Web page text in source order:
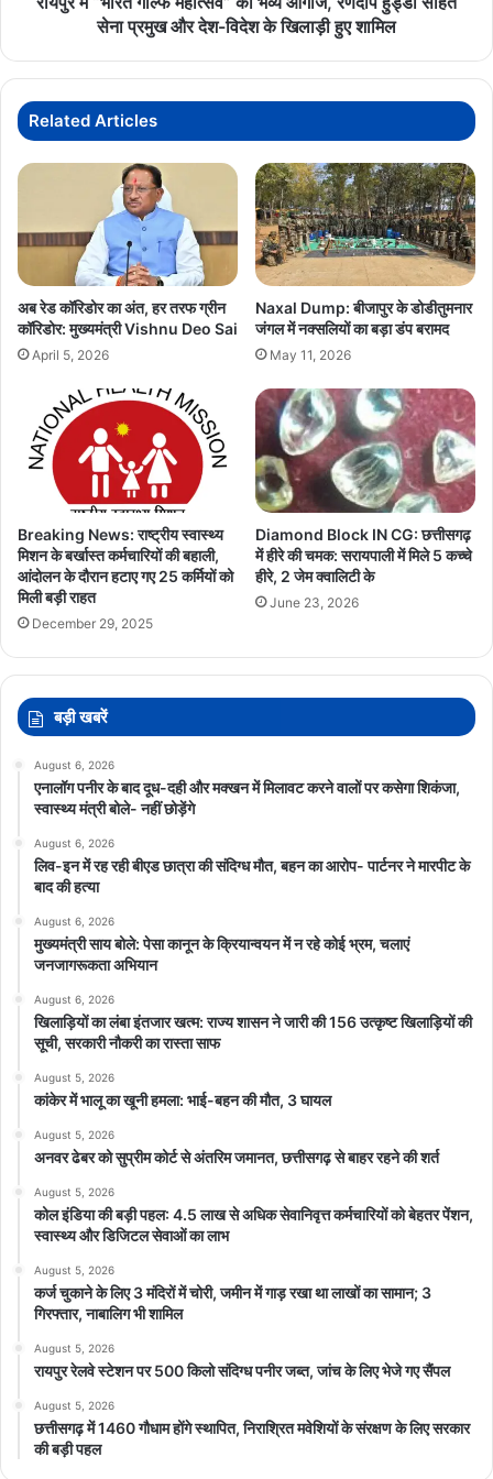
प्रमुख
देश-
विदेश
के
शामिल
सेना प्रमुख और देश-विदेश के खिलाड़ी हुए शामिल
Related Articles
अब रेड कॉरिडोर का अंत, हर तरफ ग्रीन
कॉरिडोर: मुख्यमंत्री Vishnu Deo Sai
April 5, 2026
Naxal Dump: बीजापुर के डोडीतुमनार
जंगल में नक्सलियों का बड़ा डंप बरामद
May 11, 2026
Breaking News: राष्ट्रीय स्वास्थ्य
मिशन के बर्खास्त कर्मचारियों की बहाली,
आंदोलन के दौरान हटाए गए 25 कर्मियों को
मिली बड़ी राहत
December 29, 2025
Diamond Block IN CG: छत्तीसगढ़
में हीरे की चमक: सरायपाली में मिले 5 कच्चे
हीरे, 2 जेम क्वालिटी के
June 23, 2026
बड़ी खबरें
August 6, 2026
एनालॉग पनीर के बाद दूध-दही और मक्खन में मिलावट करने वालों पर कसेगा शिकंजा,
स्वास्थ्य मंत्री बोले- नहीं छोड़ेंगे
August 6, 2026
लिव-इन में रह रही बीएड छात्रा की संदिग्ध मौत, बहन का आरोप- पार्टनर ने मारपीट के
बाद की हत्या
August 6, 2026
मुख्यमंत्री साय बोले: पेसा कानून के क्रियान्वयन में न रहे कोई भ्रम, चलाएं
जनजागरूकता अभियान
August 6, 2026
खिलाड़ियों का लंबा इंतजार खत्म: राज्य शासन ने जारी की 156 उत्कृष्ट खिलाड़ियों की
सूची, सरकारी नौकरी का रास्ता साफ
August 5, 2026
कांकेर में भालू का खूनी हमला: भाई-बहन की मौत, 3 घायल
August 5, 2026
अनवर ढेबर को सुप्रीम कोर्ट से अंतरिम जमानत, छत्तीसगढ़ से बाहर रहने की शर्त
August 5, 2026
कोल इंडिया की बड़ी पहल: 4.5 लाख से अधिक सेवानिवृत्त कर्मचारियों को बेहतर पेंशन,
स्वास्थ्य और डिजिटल सेवाओं का लाभ
August 5, 2026
कर्ज चुकाने के लिए 3 मंदिरों में चोरी, जमीन में गाड़ रखा था लाखों का सामान; 3
गिरफ्तार, नाबालिग भी शामिल
August 5, 2026
रायपुर रेलवे स्टेशन पर 500 किलो संदिग्ध पनीर जब्त, जांच के लिए भेजे गए सैंपल
August 5, 2026
छत्तीसगढ़ में 1460 गौधाम होंगे स्थापित, निराश्रित मवेशियों के संरक्षण के लिए सरकार
की बड़ी पहल